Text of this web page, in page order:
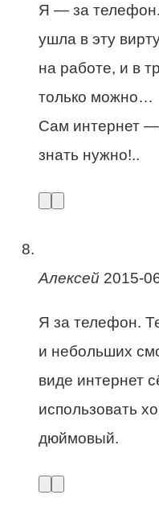
Я — за телефон.
ушла в эту
на работе, и в
только можно…
Сам интернет
знать нужно!..
Алексей 2015-
Я за телефон.
и небольших
виде интернет
использовать
дюймовый.